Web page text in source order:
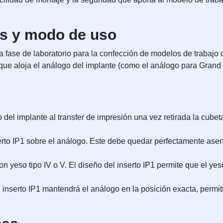
y modo de uso
de laboratorio para la confección de modelos de
aloja el análogo del implante (como el análogo para
implante al transfer de impresión una vez retirada la
IP1 sobre el análogo. Este debe quedar perfectamente
yeso tipo IV o V. El diseño del inserto IP1 permite que el
IP1 mantendrá el análogo en la posición exacta,